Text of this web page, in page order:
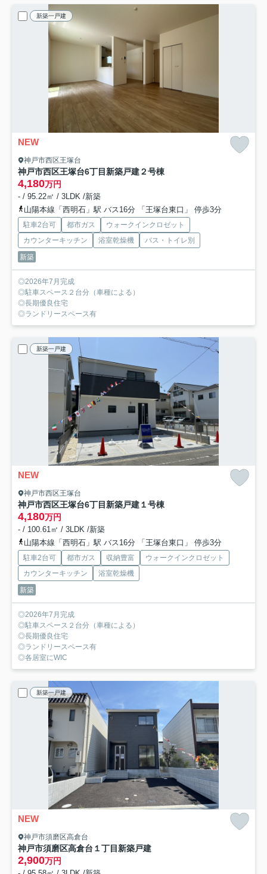
新築一戸建
NEW
神戸市西区王塚台
神戸市西区王塚台6丁目新築戸建２号棟
4,180万円
- / 95.22㎡ / 3LDK /新築
山陽本線「西明石」駅 バス16分 「王塚台東口」 停歩3分
駐車2台可 都市ガス
ウォークインクロゼット
カウンターキッチン
浴室乾燥機
バス・トイレ別
新築
◎2026年7月完成
◎駐車スペース２台分（車種による）
◎長期優良住宅
◎ランドリースペース有
新築一戸建
NEW
神戸市西区王塚台
神戸市西区王塚台6丁目新築戸建１号棟
4,180万円
- / 100.61㎡ / 3LDK /新築
山陽本線「西明石」駅 バス16分 「王塚台東口」 停歩3分
駐車2台可 都市ガス 収納豊富
ウォークインクロゼット
カウンターキッチン
浴室乾燥機
新築
◎2026年7月完成
◎駐車スペース２台分（車種による）
◎長期優良住宅
◎ランドリースペース有
◎各居室にWIC
新築一戸建
NEW
神戸市須磨区高倉台
神戸市須磨区高倉台１丁目新築戸建
2,900万円